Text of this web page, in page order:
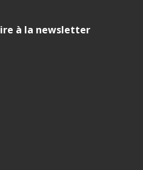
à la newsletter